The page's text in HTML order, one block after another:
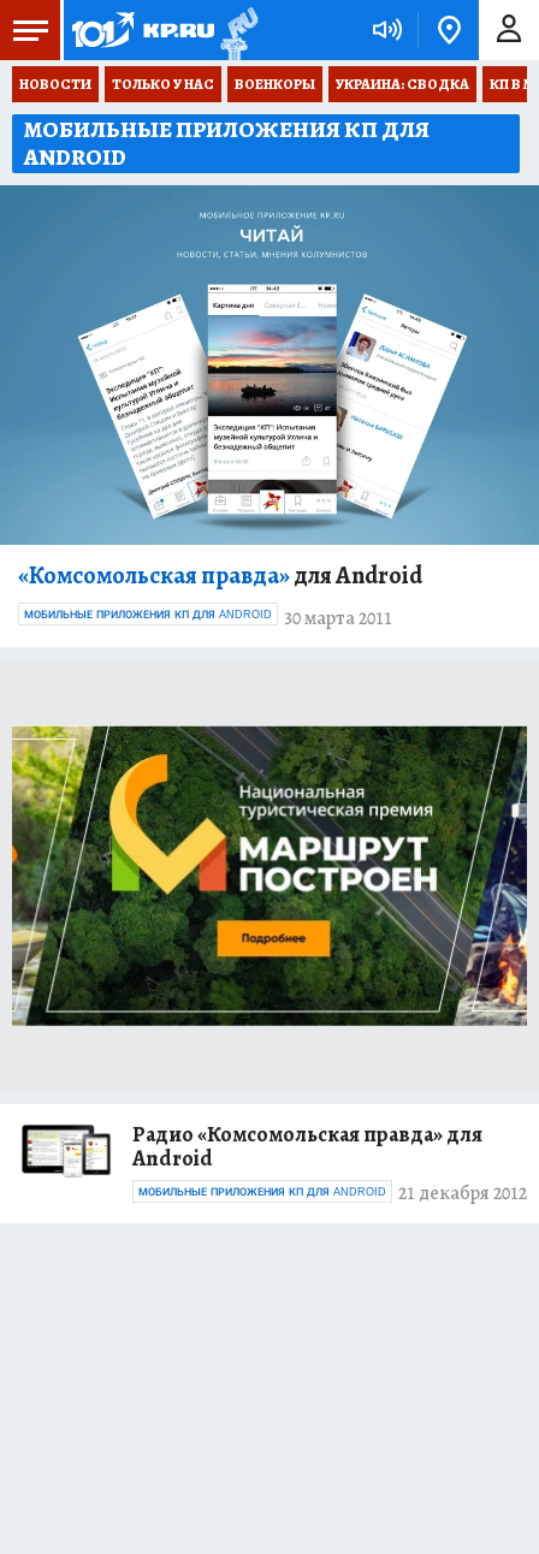
НОВОСТИ ТОЛЬКО У НАС ВОЕНКОРЫ УКРАИНА: СВОДКА КП В
МОБИЛЬНЫЕ ПРИЛОЖЕНИЯ КП ДЛЯ
ANDROID
«Комсомольская правда»для Android
30 марта 2011
МОБИЛЬНЫЕ ПРИЛОЖЕНИЯ КП ДЛЯ ANDROID
Радио «Комсомольская правда» для
Android
21 декабря 2012
МОБИЛЬНЫЕ ПРИЛОЖЕНИЯ КП ДЛЯ ANDROID